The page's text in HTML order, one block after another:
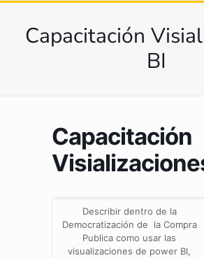
Capacitación
BI
Capacitación
Describir dentro de la
Democratización de la Compra
Publica como usar las
visualizaciones de power BI,